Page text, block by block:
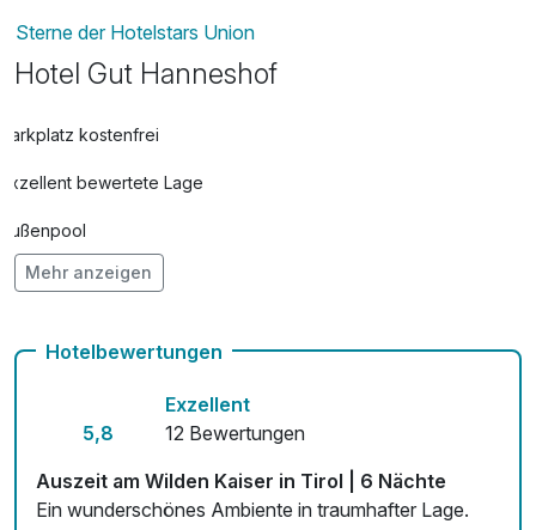
Sterne der Hotelstars Union
Hotel Gut Hanneshof
Parkplatz kostenfrei
Exzellent bewertete Lage
Außenpool
Hunde im Hotel erlaubt für 14,00 € pro Stück / Nacht
Fitnessgeräte stehen bereit
Kostenloses W-LAN
Mehr anzeigen
Hotelbewertungen
5,8
Exzellent
12 Bewertungen
Auszeit am Wilden Kaiser in Tirol | 6 Nächte
Ein wunderschönes Ambiente in traumhafter Lage.